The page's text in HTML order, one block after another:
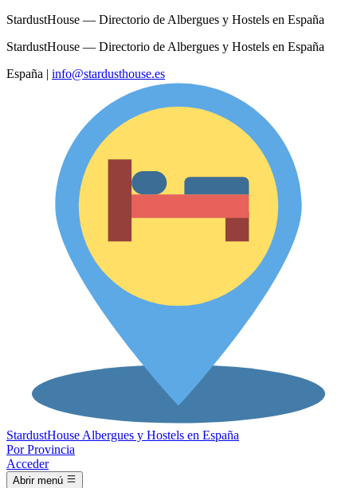
StardustHouse — Directorio de Albergues y Hostels en España
StardustHouse — Directorio de Albergues y Hostels en España
España | info@stardusthouse.es
StardustHouse Albergues y Hostels en España
Por Provincia
Acceder
Abrir menú